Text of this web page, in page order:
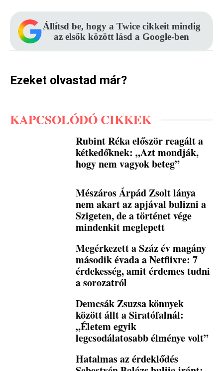
Állítsd be, hogy a Twice cikkeit mindig
az elsők között lásd a Google-ben
Ezeket olvastad már?
KAPCSOLÓDÓ CIKKEK
Rubint Réka először reagált a
kétkedőknek: „Azt mondják,
hogy nem vagyok beteg”
Mészáros Árpád Zsolt lánya
nem akart az apjával bulizni a
Szigeten, de a történet vége
mindenkit meglepett
Megérkezett a Száz év magány
második évada a Netflixre: 7
érdekesség, amit érdemes tudni
a sorozatról
Demcsák Zsuzsa könnyek
között állt a Siratófalnál:
„Életem egyik
legcsodálatosabb élménye volt”
Hatalmas az érdeklődés